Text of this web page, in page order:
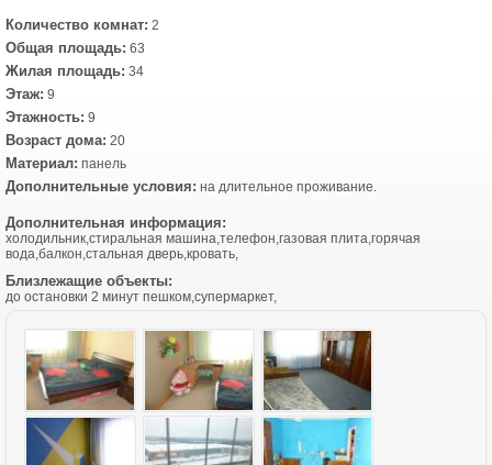
Количество комнат: 2
Общая площадь: 63
Жилая площадь: 34
Этаж: 9
Этажность: 9
Возраст дома: 20
Материал: панель
Дополнительные условия: на длительное проживание.
Дополнительная информация:
холодильник,стиральная машина,телефон,газовая плита,горячая
вода,балкон,стальная дверь,кровать,
Близлежащие объекты:
до остановки 2 минут пешком,супермаркет,